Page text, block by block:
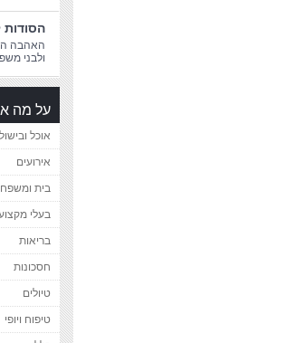
הסודות
האהבה
ולבני
על מה
אוכל ובישול
אירועים
בית
בעלי
בריאות
חסכונות
טיולים
טיפוח ויופי